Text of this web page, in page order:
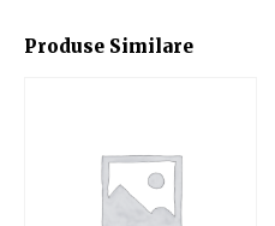
Produse Similare